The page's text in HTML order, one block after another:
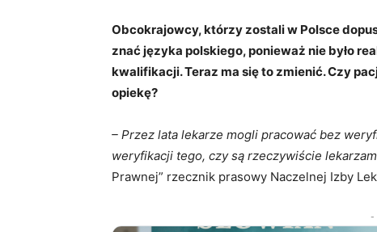
Obcokrajowcy, którzy zostali w Polsce
znać języka polskiego, ponieważ nie było
kwalifikacji. Teraz ma się to zmienić. Czy
opiekę?
– Przez lata lekarze mogli pracować bez
weryfikacji tego, czy są rzeczywiście
Prawnej” rzecznik prasowy Naczelnej Izby
-